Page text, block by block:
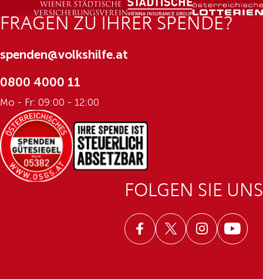
FRAGEN ZU IHRER SPENDE?
spenden@volkshilfe.at
0800 4000 11
Mo - Fr: 09:00 - 12:00
FOLGEN SIE UNS
FacebookTwitterInstagram